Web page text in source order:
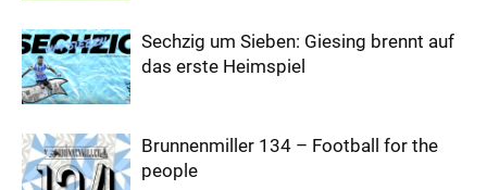
Sechzig um Sieben: Giesing brennt auf
das erste Heimspiel
Brunnenmiller 134 – Football for the
people